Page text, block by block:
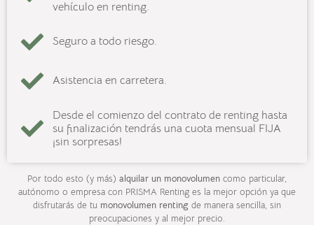
vehículo en renting.
Seguro a todo riesgo.
Asistencia en carretera.
Desde el comienzo del contrato de renting hasta
su finalización tendrás una cuota mensual FIJA
¡sin sorpresas!
Por todo esto (y más) alquilar un monovolumen como particular,
autónomo o empresa con PRISMA Renting es la mejor opción ya que
disfrutarás de tu monovolumen renting de manera sencilla, sin
preocupaciones y al mejor precio.